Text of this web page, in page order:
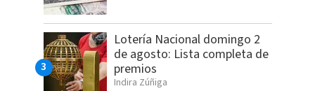
Lotería Nacional domingo 2
de agosto: Lista completa de
premios
Indira Zúñiga